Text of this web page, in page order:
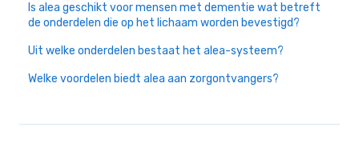
Is alea geschikt voor mensen met dementie wat betreft
de onderdelen die op het lichaam worden bevestigd?
Uit welke onderdelen bestaat het alea-systeem?
Welke voordelen biedt alea aan zorgontvangers?